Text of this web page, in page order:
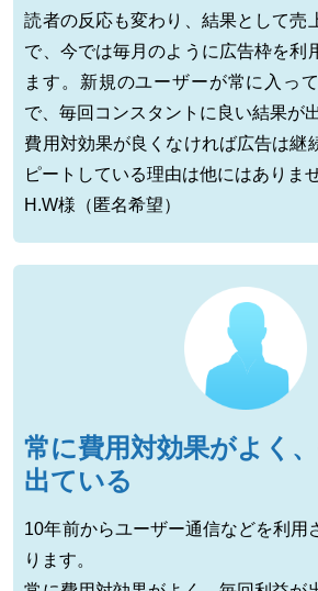
読者の反応も変わり、結果として売
で、今では毎月のように広告枠を利
ます。新規のユーザーが常に入っ
で、毎回コンスタントに良い結果が
費用対効果が良くなければ広告は継
ピートしている理由は他にはありま
H.W様（匿名希望）
常に費用対効果がよく
出ている
10年前からユーザー通信などを利用
ります。